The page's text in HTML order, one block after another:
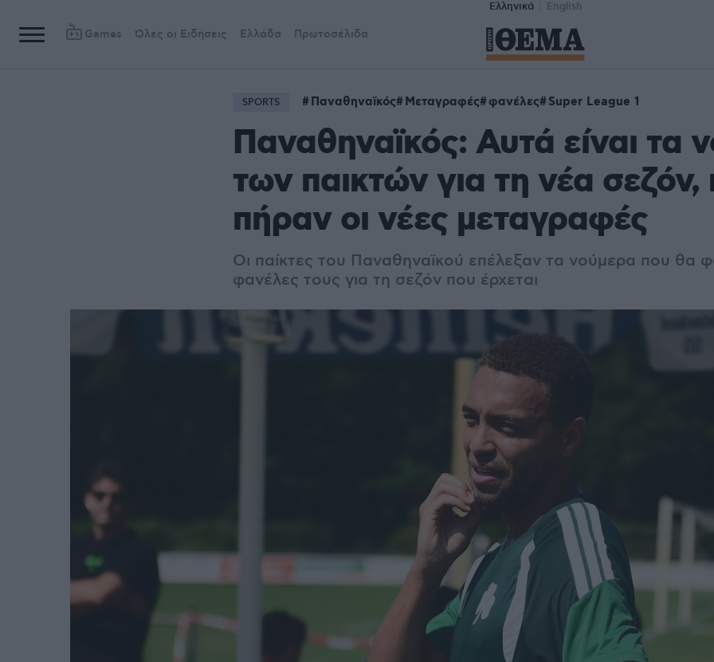
Ελληνικά English
Games Όλες οι Ειδήσεις Ελλάδα Πρωτοσέλιδα
SPORTS Παναθηναϊκός Μεταγραφές φανέλες Super League 1
Παναθηναϊκός: Αυτά είναι τα
των παικτών για τη νέα σεζόν,
πήραν οι νέες μεταγραφές
Οι παίκτες του Παναθηναϊκού επέλεξαν τα νούμερα που θα
φανέλες τους για τη σεζόν που έρχεται